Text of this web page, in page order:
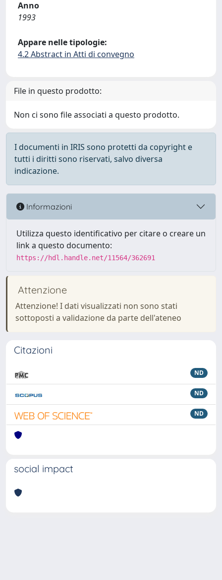
Anno
1993
Appare nelle tipologie:
4.2 Abstract in Atti di convegno
File in questo prodotto:
Non ci sono file associati a questo prodotto.
I documenti in IRIS sono protetti da copyright e
tutti i diritti sono riservati, salvo diversa
indicazione.
Informazioni
Utilizza questo identificativo per citare o creare un
link a questo documento:
https://hdl.handle.net/11564/362691
Attenzione
Attenzione! I dati visualizzati non sono stati
sottoposti a validazione da parte dell'ateneo
Citazioni
ND
ND
ND
social impact